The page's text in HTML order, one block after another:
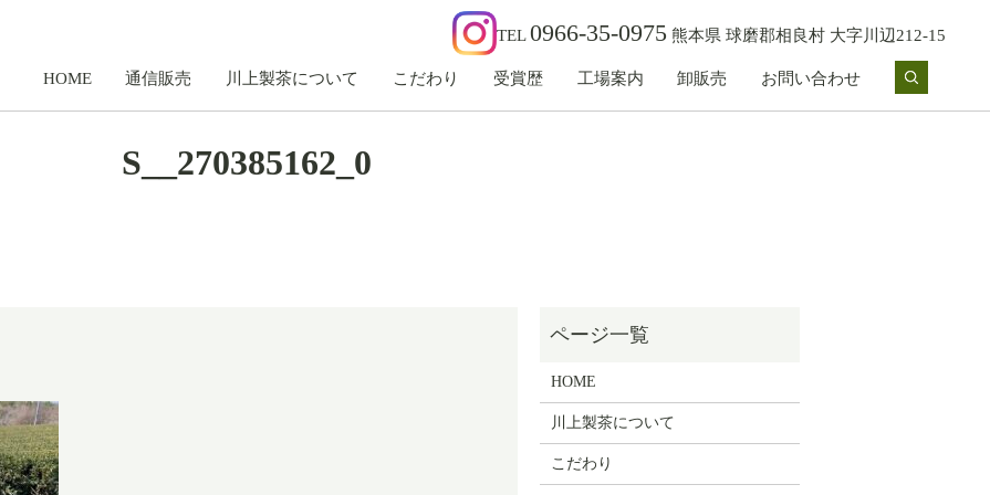
TEL0966-35-0975 熊本県 球磨郡相良村 大字川辺212-15
HOME 通信販売 川上製茶について こだわり 受賞歴 工場案内 卸販売 お問い合わせ
S__270385162_0
HOME
川上製茶について
こだわり